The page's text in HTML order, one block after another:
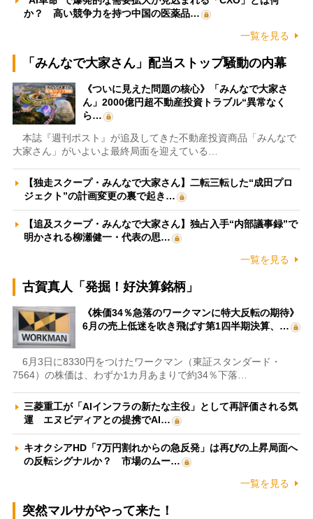
か？ 高い競争力を持つ中国の医薬品…
一覧を見る
「みんなで大家さん」配当ストップ騒動の内幕
《ついに見えた問題の核心》「みんなで大家さ
ん」2000億円超不動産投資トラブル“異常なく
ら…
本誌『週刊ポスト』が追及してきた不動産投資商品「みんなで
大家さん」がいよいよ最終局面を迎えている…
【独走スクープ・みんなで大家さん】二転三転した“成田プロ
ジェクト”の計画変更の裏で起き…
【追及スクープ・みんなで大家さん】独占入手“内部議事録”で
明かされる柳瀬健一・代表の思…
一覧を見る
古賀真人「発掘！好決算銘柄」
《株価34％急落のワークマンに特大反転の期待》
6月の売上低迷を吹き飛ばす第1四半期決算、…
6月3日に8330円をつけたワークマン（東証スタンダード・
7564）の株価は、わずか1カ月あまりで約34％下落…
三菱重工が「AIインフラの新たな主役」として再評価される気
運 エヌビディアとの提携でAI…
キオクシアHD「7万円割れからの急反発」は再びの上昇局面へ
の反転シグナルか？ 市場のムー…
一覧を見る
突然マルサがやって来た！